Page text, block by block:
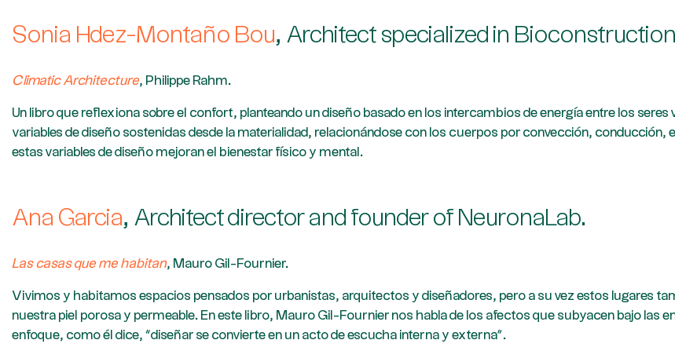
Sonia Hdez-Montaño Bou, Architect specialized in
Climatic Architecture, Philippe Rahm.
Un libro que reflexiona sobre el confort, planteando un diseño basado en los intercambios de energía entre los
variables de diseño sostenidas desde la materialidad, relacionándose con los cuerpos por convección,
estas variables de diseño mejoran el bienestar físico y mental.
Ana Garcia, Architect director and founder of NeuronaLab.
Las casas que me habitan, Mauro Gil-Fournier.
Vivimos y habitamos espacios pensados por urbanistas, arquitectos y diseñadores, pero a su vez estos lugares
nuestra piel porosa y permeable. En este libro, Mauro Gil-Fournier nos habla de los afectos que subyacen bajo las
enfoque, como él dice, “diseñar se convierte en un acto de escucha interna y externa”.